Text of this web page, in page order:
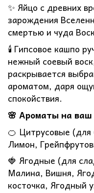
✨ Яйцо с древних
зарождения
смертью и чуда
🕯️ Гипсовое кашпо
нежный соевый
раскрывается
ароматом, даря
спокойствия.
🌸 Ароматы на
🍊 Цитрусовые
Лимон,
🍓 Ягодные (для
Малина, Вишня,
косточка, Ягодный